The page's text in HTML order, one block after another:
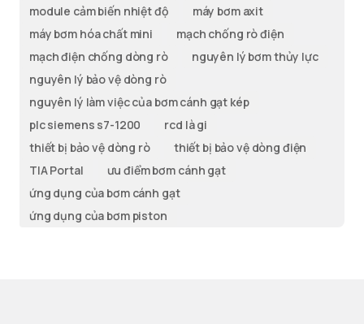
module cảm biến nhiệt độ
máy bơm axit
máy bơm hóa chất mini
mạch chống rò điện
mạch điện chống dòng rò
nguyên lý bơm thủy lực
nguyên lý bảo vệ dòng rò
nguyên lý làm việc của bơm cánh gạt kép
plc siemens s7-1200
rcd là gi
thiết bị bảo vệ dòng rò
thiết bị bảo vệ dòng điện
TIA Portal
ưu điểm bơm cánh gạt
ứng dụng của bơm cánh gạt
ứng dụng của bơm piston